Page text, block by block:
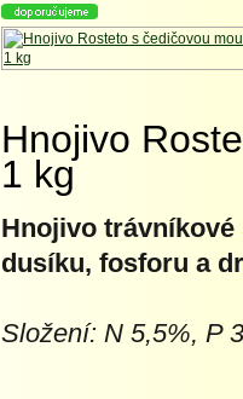
Hnojivo
1 kg
Hnojivo
dusíku, fosforu a
Složení: N 5,5%, P